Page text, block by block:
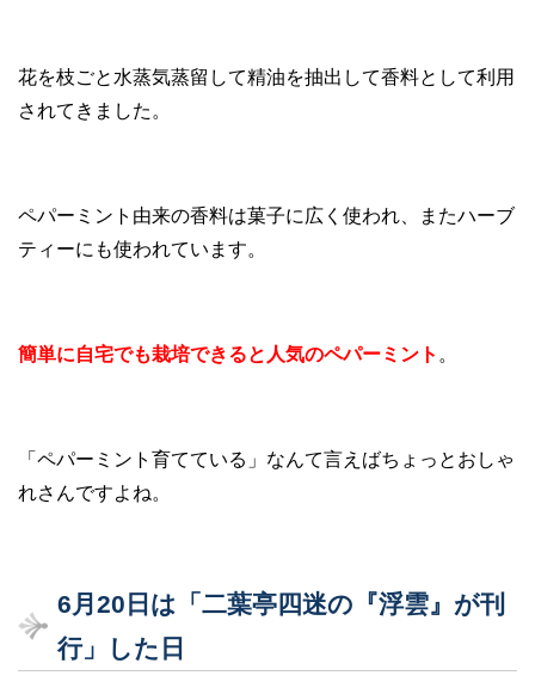
花を枝ごと水蒸気蒸留して精油を抽出して香料として利用
されてきました。
ペパーミント由来の香料は菓子に広く使われ、またハーブ
ティーにも使われています。
簡単に自宅でも栽培できると人気のペパーミント 。
「ペパーミント育てている」なんて言えばちょっとおしゃ
れさんですよね。
6月20日は「二葉亭四迷の『浮雲』が刊
行」した日